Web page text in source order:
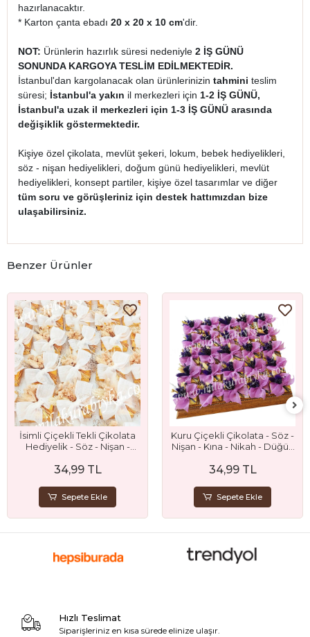
hazırlanacaktır.
* Karton çanta ebadı 20 x 20 x 10 cm'dir.
NOT: Ürünlerin hazırlık süresi nedeniyle 2 İŞ GÜNÜ
SONUNDA KARGOYA TESLİM EDİLMEKTEDİR.
İstanbul'dan kargolanacak olan ürünlerinizin tahmini teslim
süresi; İstanbul'a yakın il merkezleri için 1-2 İŞ GÜNÜ,
İstanbul'a uzak il merkezleri için 1-3 İŞ GÜNÜ arasında
değişiklik göstermektedir.
Kişiye özel çikolata, mevlüt şekeri, lokum, bebek hediyelikleri,
söz - nişan hediyelikleri, doğum günü hediyelikleri, mevlüt
hediyelikleri, konsept partiler, kişiye özel tasarımlar ve diğer
tüm soru ve görüşleriniz için destek hattımızdan bize
ulaşabilirsiniz.
Benzer Ürünler
İsimli Çiçekli Tekli Çikolata
Hediyelik - Söz - Nişan -
34,99 TL
Sepete Ekle
Kuru Çiçekli Çikolata - Söz -
Nişan - Kına - Nikah - Düğün
Hediyesi
34,99 TL
Sepete Ekle
Hızlı Teslimat
Siparişleriniz en kısa sürede elinize ulaşır.